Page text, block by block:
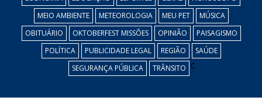
MEIO AMBIENTE
METEOROLOGIA MEU PET
MÚSICA
OBITUÁRIO
OKTOBERFEST MISSÕES OPINIÃO
PAISAGISMO
POLÍTICA
PUBLICIDADE LEGAL REGIÃO
SAÚDE
SEGURANÇA PÚBLICA
TRÂNSITO c